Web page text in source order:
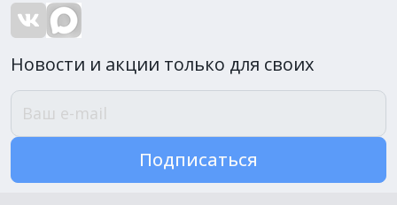
Новости и акции только для своих
Подписаться